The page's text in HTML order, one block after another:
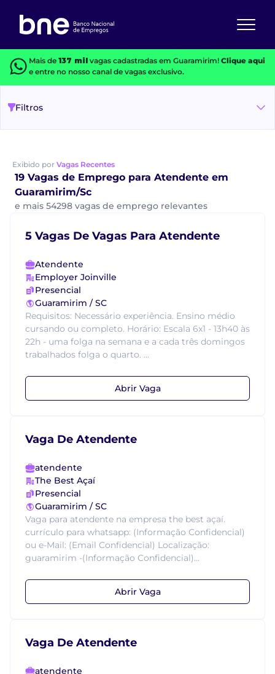
Mais de 137 milvagas cadastradas em Guaramirim! Clique aqui
e entre no nosso canal de vagas exclusivo.
Filtros
Exibido por Vagas Recentes
19 Vagas de Emprego para Atendente em
Guaramirim/Sc
e mais 54298 vagas de emprego relevantes
5 Vagas De Vagas Para Atendente
Atendente
Employer Joinville
Presencial
Guaramirim / SC
Requisitos: Necessário experiência. Ensino médio
cursando ou completo. Horário: Escala 6x1 - 13h40 às
22h - uma folga na semana e a cada três domingos
trabalhados folga o quarto. ...
Abrir Vaga
Vaga De Atendente
atendente
The Best Açaí
Presencial
Guaramirim / SC
Vaga para atendente na empresa the best açaí.
currículo para whatsapp: (Informação Confidencial)
ou e-Mail: (Email Confidencial) Localização:
guaramirim -(Informação Confidencial)...
Abrir Vaga
Vaga De Atendente
atendente